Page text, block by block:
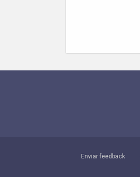
Enviar feedback